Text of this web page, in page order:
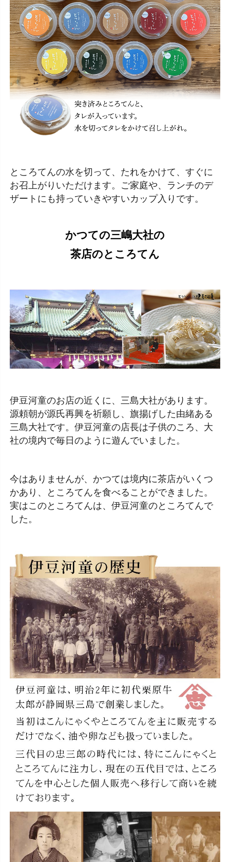
ところてんの水を切って、たれをかけて、すぐに
お召上がりいただけます。ご家庭や、ランチのデ
ザートにも持っていきやすいカップ入りです。
かつての三嶋大社の
茶店のところてん
伊豆河童のお店の近くに、三島大社があります。
源頼朝が源氏再興を祈願し、旗揚げした由緒ある
三島大社です。伊豆河童の店長は子供のころ、大
社の境内で毎日のように遊んでいました。
今はありませんが、かつては境内に茶店がいくつ
かあり、ところてんを食べることができました。
実はこのところてんは、伊豆河童のところてんで
した。